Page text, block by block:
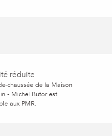
réduite
chaussée de la Maison
- Michel Butor est
aux PMR.